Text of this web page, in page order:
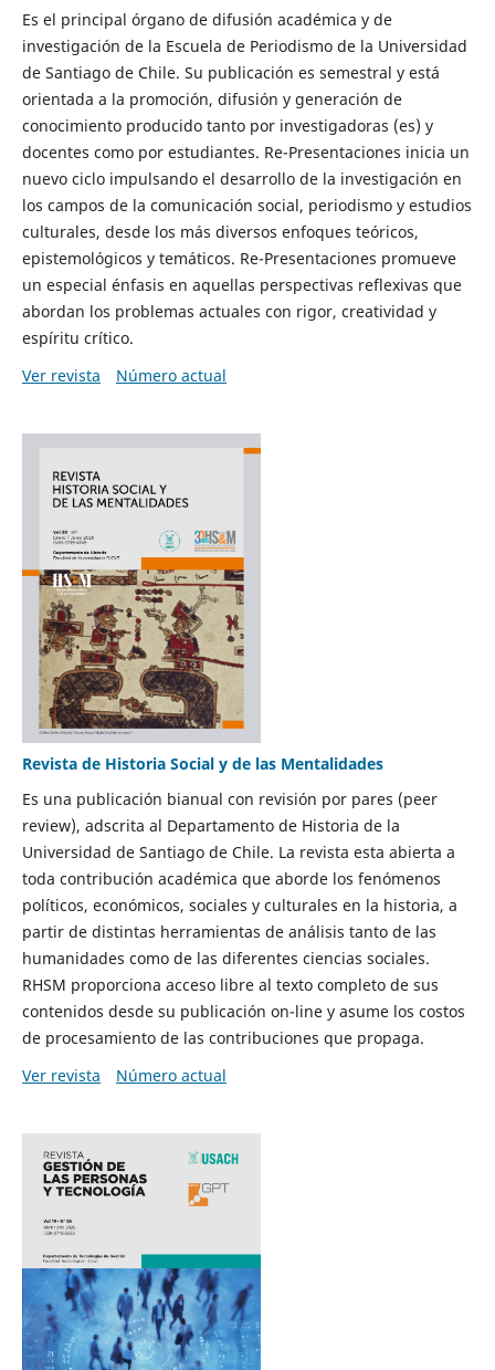
Es el principal órgano de difusión académica y de
investigación de la Escuela de Periodismo de la Universidad
de Santiago de Chile. Su publicación es semestral y está
orientada a la promoción, difusión y generación de
conocimiento producido tanto por investigadoras (es) y
docentes como por estudiantes. Re-Presentaciones inicia un
nuevo ciclo impulsando el desarrollo de la investigación en
los campos de la comunicación social, periodismo y estudios
culturales, desde los más diversos enfoques teóricos,
epistemológicos y temáticos. Re-Presentaciones promueve
un especial énfasis en aquellas perspectivas reflexivas que
abordan los problemas actuales con rigor, creatividad y
espíritu crítico.
Ver revista
Número actual
Revista de Historia Social y de las Mentalidades
Es una publicación bianual con revisión por pares (peer
review), adscrita al Departamento de Historia de la
Universidad de Santiago de Chile. La revista esta abierta a
toda contribución académica que aborde los fenómenos
políticos, económicos, sociales y culturales en la historia, a
partir de distintas herramientas de análisis tanto de las
humanidades como de las diferentes ciencias sociales.
RHSM proporciona acceso libre al texto completo de sus
contenidos desde su publicación on-line y asume los costos
de procesamiento de las contribuciones que propaga.
Ver revista
Número actual